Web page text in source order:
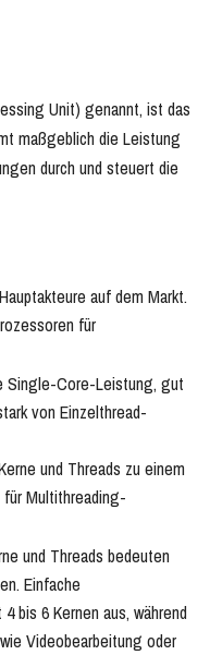
Unit) genannt, ist das
maßgeblich die Leistung
durch und steuert die
auf dem Markt.
für
Single-Core-Leistung, gut
von Einzelthread-
und Threads zu einem
Multithreading-
und Threads bedeuten
Einfache
bis 6 Kernen aus, während
Videobearbeitung oder